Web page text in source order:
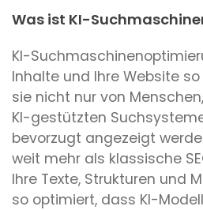
Was ist KI-
KI-
Inhalte und Ihre Website
sie nicht nur von
KI-gestützten
bevorzugt angezeigt
weit mehr als klassische
Ihre Texte, Strukturen und
so optimiert, dass KI-